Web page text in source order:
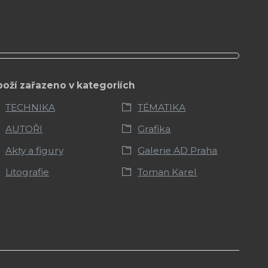
zařazeno v kategoriích
TECHNIKA
TÉMATIKA
AUTOŘI
Grafika
Akty a figury
Galerie AD Praha
Litografie
Toman Karel